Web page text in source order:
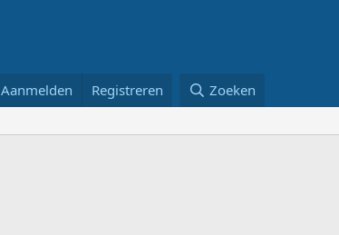
Aanmelden Registreren Zoeken